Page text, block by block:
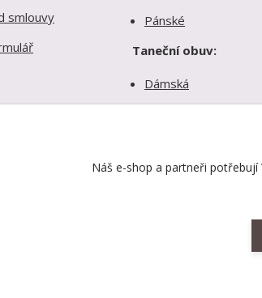
smlouvy
Pánské
Taneční obuv:
Dámská
Náš e-shop a partneři potřebují